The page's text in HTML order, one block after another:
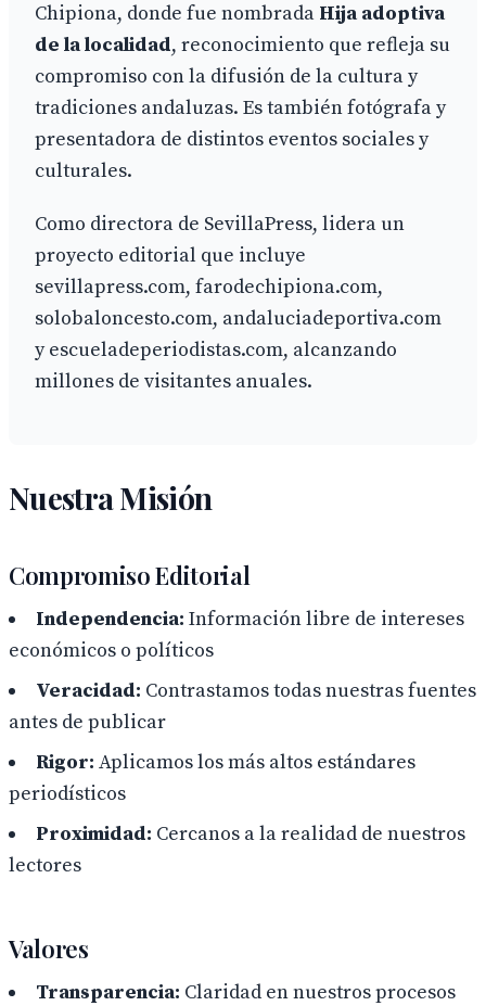
Chipiona, donde fue nombrada Hija adoptiva
de la localidad, reconocimiento que refleja su
compromiso con la difusión de la cultura y
tradiciones andaluzas. Es también fotógrafa y
presentadora de distintos eventos sociales y
culturales.
Como directora de SevillaPress, lidera un
proyecto editorial que incluye
sevillapress.com, farodechipiona.com,
solobaloncesto.com, andaluciadeportiva.com
y escueladeperiodistas.com, alcanzando
millones de visitantes anuales.
Nuestra Misión
Compromiso Editorial
Independencia: Información libre de intereses
económicos o políticos
Veracidad: Contrastamos todas nuestras fuentes
antes de publicar
Rigor: Aplicamos los más altos estándares
periodísticos
Proximidad: Cercanos a la realidad de nuestros
lectores
Valores
Transparencia: Claridad en nuestros procesos